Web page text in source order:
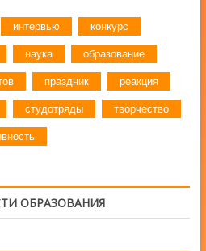
интервью конкурс
наука образование
праздник реакция
студотряды творчество
ОБРАЗОВАНИЯ